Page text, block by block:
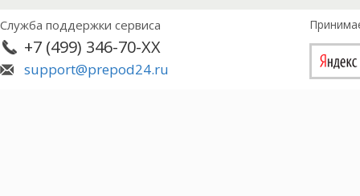
Служба поддержки сервиса
+7 (499) 346-70-XX
support@prepod24.ru